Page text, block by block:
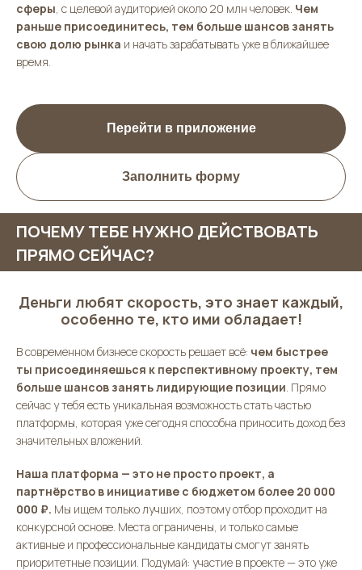
сферы, с целевой аудиторией около 20 млн человек. Чем
раньше присоединитесь, тем больше шансов занять
свою долю рынка и начать зарабатывать уже в ближайшее
время.
Перейти в приложение
Заполнить форму
ПОЧЕМУ ТЕБЕ НУЖНО ДЕЙСТВОВАТЬ
ПРЯМО СЕЙЧАС?
Деньги любят скорость, это знает каждый,
особенно те, кто ими обладает!
В современном бизнесе скорость решает всё: чем быстрее
ты присоединяешься к перспективному проекту, тем
больше шансов занять лидирующие позиции . Прямо
сейчас у тебя есть уникальная возможность стать частью
платформы, которая уже сегодня способна приносить доход без
значительных вложений.
Наша платформа — это не просто проект, а
партнёрство в инициативе с бюджетом более 20 000
000 ₽. Мы ищем только лучших, поэтому отбор проходит на
конкурсной основе. Места ограничены, и только самые
активные и профессиональные кандидаты смогут занять
приоритетные позиции. Подумай: участие в проекте — это уже